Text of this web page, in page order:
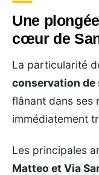
Une
cœur de
La particularité
conservation de
flânant dans ses
immédiatement
Les principales
Matteo et Via